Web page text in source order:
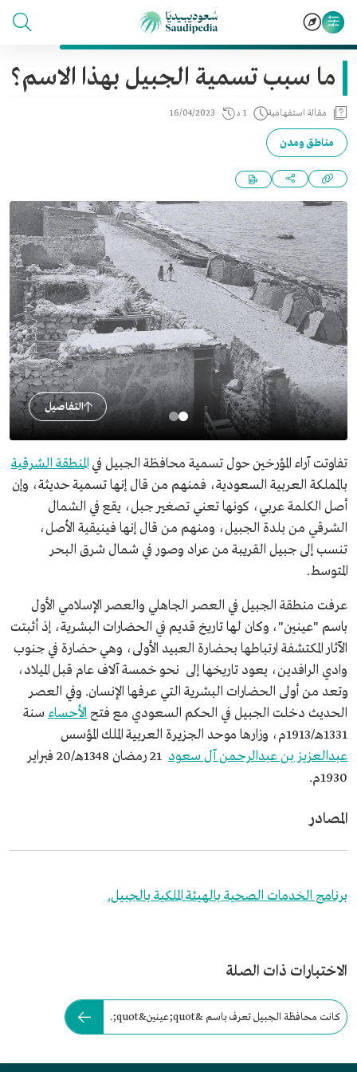
ما سبب تسمية الجبيل بهذا الاسم؟
مقالة استفهامية 1 د 16/04/2023
مناطق ومدن
التفاصيل
تفاوتت آراء المؤرخين حول تسمية محافظة الجبيل في المنطقة الشرقية
بالمملكة العربية السعودية، فمنهم من قال إنها تسمية حديثة، وإن
أصل الكلمة عربي، كونها تعني تصغير جبل، يقع في الشمال
الشرقي من بلدة الجبيل، ومنهم من قال إنها فينيقية الأصل،
تنسب إلى جبيل القريبة من عراد وصور في شمال شرق البحر
المتوسط.
عرفت منطقة الجبيل في العصر الجاهلي والعصر الإسلامي الأول
باسم "عينين"، وكان لها تاريخ قديم في الحضارات البشرية، إذ أثبتت
الآثار المكتشفة ارتباطها بحضارة العبيد الأولى، وهي حضارة في جنوب
وادي الرافدين، يعود تاريخها إلى نحو خمسة آلاف عام قبل الميلاد،
وتعد من أولى الحضارات البشرية التي عرفها الإنسان. وفي العصر
الحديث دخلت الجبيل في الحكم السعودي مع فتح الأحساء سنة
1331هـ/1913م، وزارها موحد الجزيرة العربية الملك المؤسس
عبدالعزيز بن عبدالرحمن آل سعود
21 رمضان 1348هـ/20 فبراير
1930م.
المصادر
برنامج الخدمات الصحية بالهيئة الملكية بالجبيل.
الاختبارات ذات الصلة
كانت محافظة الجبيل تعرف باسم &quot;عينين&quot;.